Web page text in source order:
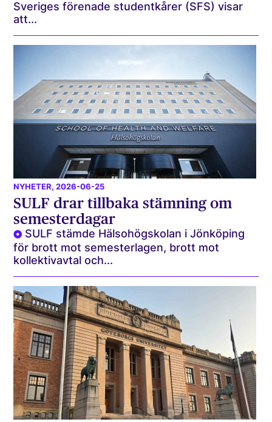
Sveriges förenade studentkårer (SFS) visar
att...
NYHETER, 2026-06-25
SULF drar tillbaka stämning om
semesterdagar
SULF stämde Hälsohögskolan i Jönköping
för brott mot semesterlagen, brott mot
kollektivavtal och...